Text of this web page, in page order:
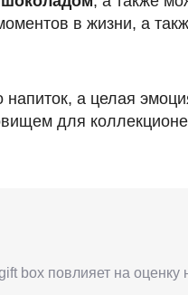
в жизни, а
а целая
для
повлияет на